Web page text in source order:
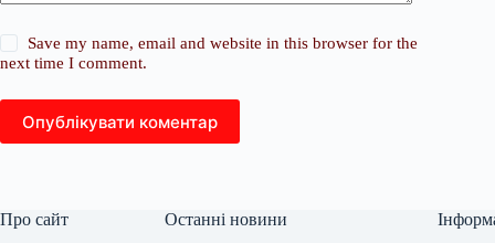
Save my name, email and website in this browser for the
next time I comment.
Опублікувати коментар
Про сайт Останні новини